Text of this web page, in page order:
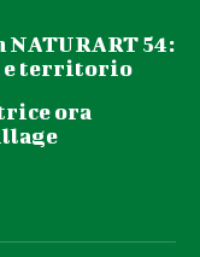
54:
e territorio
ora